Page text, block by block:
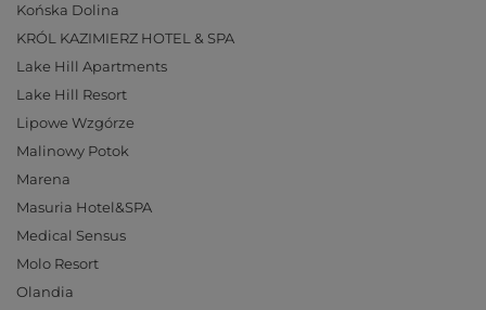
Końska Dolina
KRÓL KAZIMIERZ HOTEL & SPA
Lake Hill Apartments
Lake Hill Resort
Lipowe Wzgórze
Malinowy Potok
Marena
Masuria Hotel&SPA
Medical Sensus
Molo Resort
Olandia